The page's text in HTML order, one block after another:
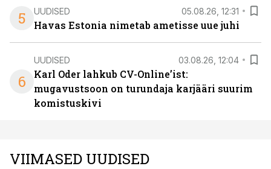
5 UUDISED 05.08.26, 12:31
Havas Estonia nimetab ametisse uue juhi
6
UUDISED 03.08.26, 12:04
Karl Oder lahkub CV-Online’ist:
mugavustsoon on turundaja karjääri suurim
komistuskivi
VIIMASED UUDISED